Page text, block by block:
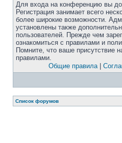
Для входа на конференцию вы
Регистрация занимает всего
более широкие возможности.
установлены также
пользователей. Прежде чем
ознакомиться с правилами и
Помните, что ваше присутствие
правилами.
Общие правила|
Список форумов